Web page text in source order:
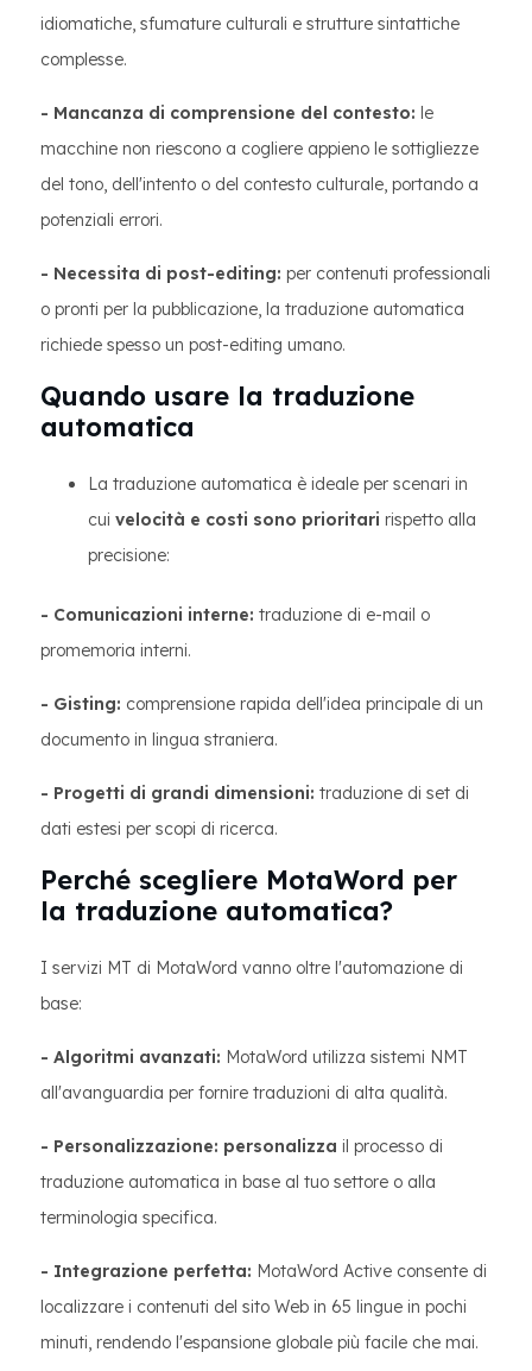
idiomatiche, sfumature culturali e strutture sintattiche
complesse.
- Mancanza di comprensione del contesto: le
macchine non riescono a cogliere appieno le sottigliezze
del tono, dell'intento o del contesto culturale, portando a
potenziali errori.
- Necessita di post-editing: per contenuti professionali
o pronti per la pubblicazione, la traduzione automatica
richiede spesso un post-editing umano.
Quando usare la traduzione
automatica
La traduzione automatica è ideale per scenari in
cui velocità e costi sono prioritari rispetto alla
precisione:
- Comunicazioni interne: traduzione di e-mail o
promemoria interni.
- Gisting: comprensione rapida dell'idea principale di un
documento in lingua straniera.
- Progetti di grandi dimensioni: traduzione di set di
dati estesi per scopi di ricerca.
Perché scegliere MotaWord per
la traduzione automatica?
I servizi MT di MotaWord vanno oltre l'automazione di
base:
- Algoritmi avanzati: MotaWord utilizza sistemi NMT
all'avanguardia per fornire traduzioni di alta qualità.
- Personalizzazione: personalizza il processo di
traduzione automatica in base al tuo settore o alla
terminologia specifica.
- Integrazione perfetta: MotaWord Active consente di
localizzare i contenuti del sito Web in 65 lingue in pochi
minuti, rendendo l'espansione globale più facile che mai.